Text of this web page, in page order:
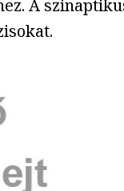
A